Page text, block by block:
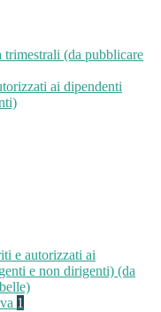
trimestrali (da pubblicare
ai dipendenti
e autorizzati ai
e non dirigenti) (da
1